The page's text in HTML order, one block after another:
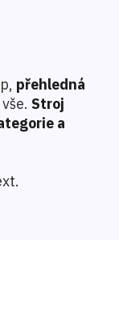
přehledná
Stroj
a